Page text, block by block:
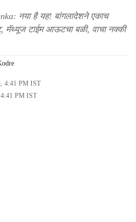
नया है यह! बांगलादेशने एकाच
मॅथ्यूज टाईम आऊटचा बळी, वाचा नक्की
4:41 PM IST
PM IST